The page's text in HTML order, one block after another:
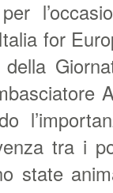
for
tra i
state